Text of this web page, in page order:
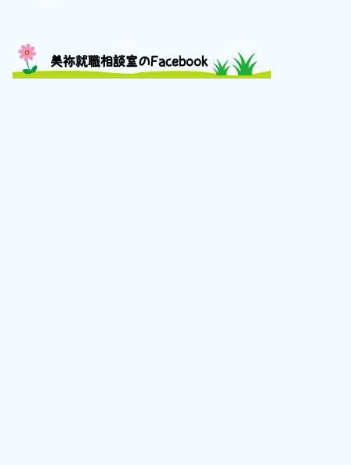
美祢就職相談室のFacebook